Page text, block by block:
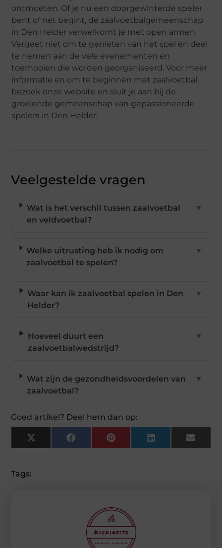
ontmoeten. Of je nu een doorgewinterde speler
bent of net begint, de zaalvoetbalgemeenschap
in Den Helder verwelkomt je met open armen.
Vergeet niet om te genieten van het spel en deel
te nemen aan de vele evenementen en
toernooien die worden georganiseerd. Voor meer
informatie en om te beginnen met zaalvoetbal,
bezoek onze website en sluit je aan bij de
groeiende gemeenschap van gepassioneerde
spelers in Den Helder.
Veelgestelde vragen
Wat is het verschil tussen zaalvoetbal
en veldvoetbal?
▼
Welke uitrusting heb ik nodig om
zaalvoetbal te spelen?
▼
Waar kan ik zaalvoetbal spelen in Den
Helder?
▼
Hoeveel duurt een
zaalvoetbalwedstrijd?
▼
Wat zijn de gezondheidsvoordelen van
zaalvoetbal?
▼
Goed artikel? Deel hem dan op:
X
(Twitter)
FacebookPinterestLinkedIn Email
Tags: